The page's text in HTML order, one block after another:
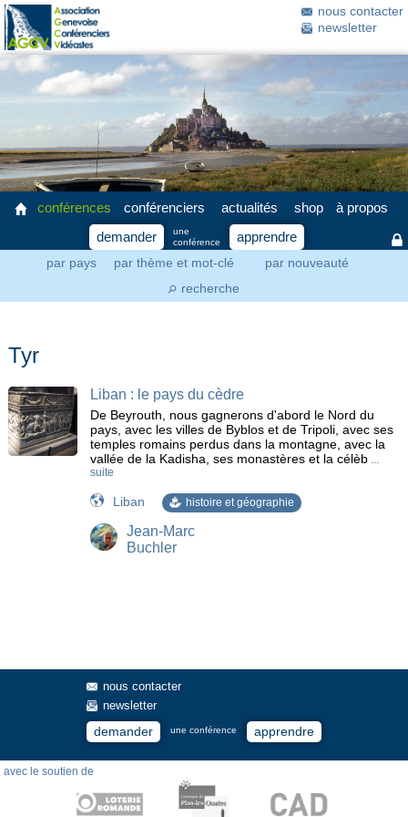
nous contacter
newsletter
conférences
par pays par thème et mot-clé par nouveauté
⚲ recherche
conférenciers actualités shop
à propos
demander
une
conférence
apprendre
Tyr
Liban : le pays du cèdre
De Beyrouth, nous gagnerons d'abord le Nord du
pays, avec les villes de Byblos et de Tripoli, avec ses
temples romains perdus dans la montagne, avec la
vallée de la Kadisha, ses monastères et la célèb...
suite
Liban histoire et géographie
Jean-Marc
Buchler
nous contacter
newsletter
demander une conférence apprendre
avec le soutien de